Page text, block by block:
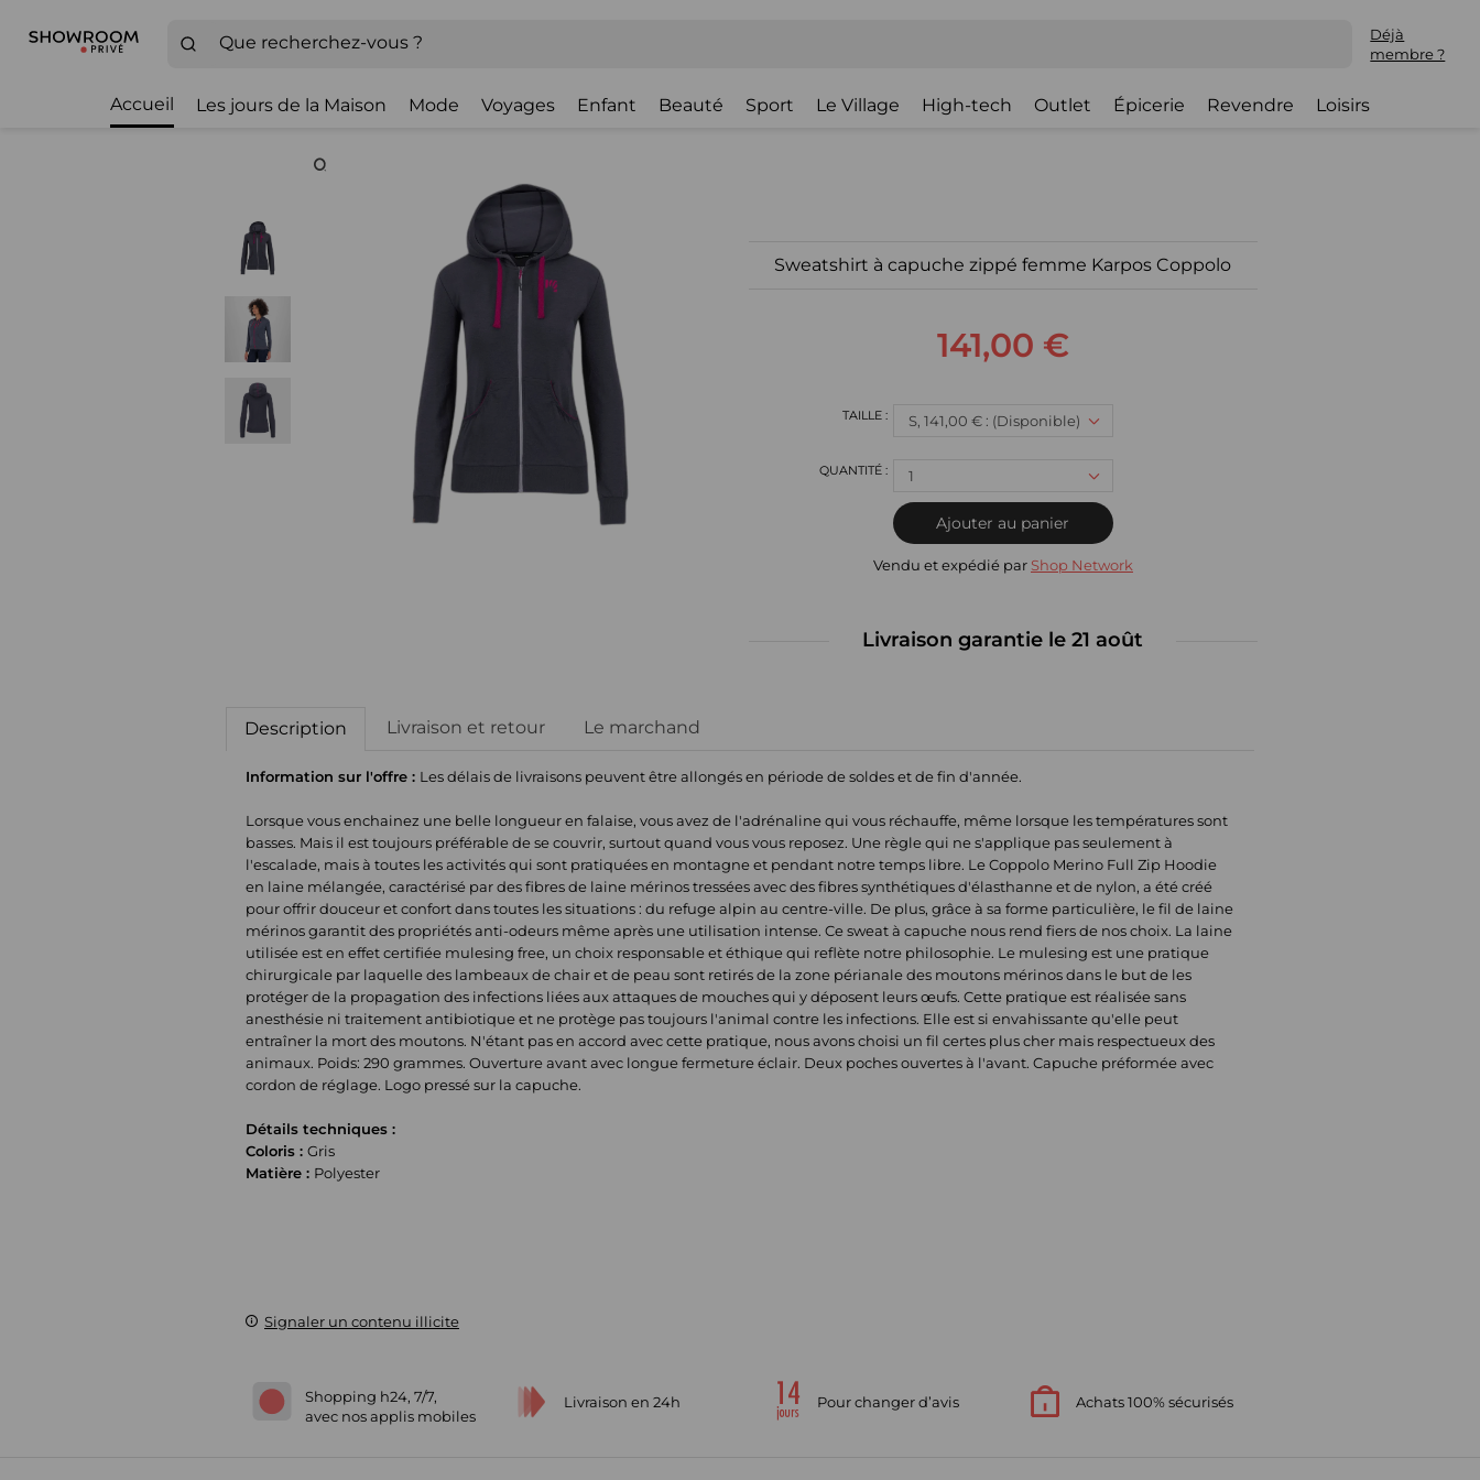
Déjà
membre ?
Accueil Les jours de la Maison Mode Voyages Enfant Beauté Sport Le Village High-tech Outlet Épicerie Revendre Loisirs
Sweatshirt à capuche zippé femme Karpos Coppolo
141,00 €
S, 141,00 € : (Disponible)
1
Ajouter au panier
Vendu et expédié par Shop Network
Livraison garantie le 21 août
Description Livraison et retour Le marchand
Information sur l'offre : Les délais de livraisons peuvent être allongés en période de soldes et de fin d'année.
Lorsque vous enchainez une belle longueur en falaise, vous avez de l'adrénaline qui vous réchauffe, même lorsque les températures sont
basses. Mais il est toujours préférable de se couvrir, surtout quand vous vous reposez. Une règle qui ne s'applique pas seulement à
l'escalade, mais à toutes les activités qui sont pratiquées en montagne et pendant notre temps libre. Le Coppolo Merino Full Zip Hoodie
en laine mélangée, caractérisé par des fibres de laine mérinos tressées avec des fibres synthétiques d'élasthanne et de nylon, a été créé
pour offrir douceur et confort dans toutes les situations : du refuge alpin au centre-ville. De plus, grâce à sa forme particulière, le fil de laine
mérinos garantit des propriétés anti-odeurs même après une utilisation intense. Ce sweat à capuche nous rend fiers de nos choix. La laine
utilisée est en effet certifiée mulesing free, un choix responsable et éthique qui reflète notre philosophie. Le mulesing est une pratique
chirurgicale par laquelle des lambeaux de chair et de peau sont retirés de la zone périanale des moutons mérinos dans le but de les
protéger de la propagation des infections liées aux attaques de mouches qui y déposent leurs œufs. Cette pratique est réalisée sans
anesthésie ni traitement antibiotique et ne protège pas toujours l'animal contre les infections. Elle est si envahissante qu'elle peut
entraîner la mort des moutons. N'étant pas en accord avec cette pratique, nous avons choisi un fil certes plus cher mais respectueux des
animaux. Poids: 290 grammes. Ouverture avant avec longue fermeture éclair. Deux poches ouvertes à l'avant. Capuche préformée avec
cordon de réglage. Logo pressé sur la capuche.
Détails techniques :
Coloris :Gris
Matière : Polyester
Signaler un contenu illicite
Shopping h24, 7/7,
avec nos applis mobiles
Livraison en 24h Pour changer d’avis Achats 100% sécurisés